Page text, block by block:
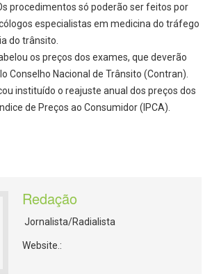
procedimentos só poderão ser feitos por
especialistas em medicina do tráfego
do trânsito.
os preços dos exames, que deverão
Conselho Nacional de Trânsito (Contran).
instituído o reajuste anual dos preços dos
de Preços ao Consumidor (IPCA).
Redação
Jornalista/Radialista
Website.: